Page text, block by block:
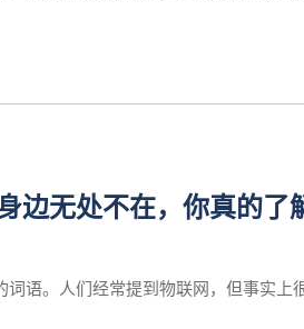
边无处不在，你真的了
词语。人们经常提到物联网，但事实